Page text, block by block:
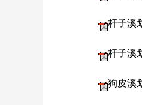
杆子溪
杆子溪
狗皮溪